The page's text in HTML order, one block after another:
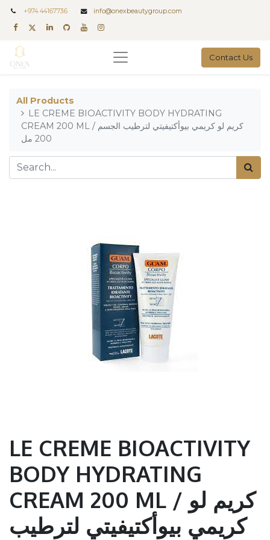
+974 44167736 info@onexbeautygroup.com
Contact Us
All Products
LE CREME BIOACTIVITY BODY HYDRATING
CREAM 200 ML / كريم لو كريمي بيوأكتيفيتي لترطيب الجسم
200 مل
LE CREME BIOACTIVITY
BODY HYDRATING
CREAM 200 ML / كريم لو
كريمي بيوأكتيفيتي لترطيب